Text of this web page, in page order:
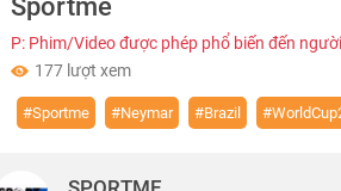
0%
P: Phim/Video được phép phổ biến đến
177 lượt xem
#Sportme #Neymar #Brazil